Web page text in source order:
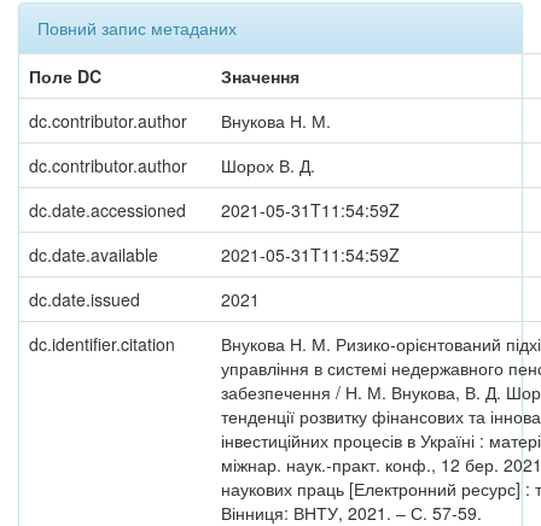
Повний запис метаданих
Поле DC
Значення
dc.contributor.author
Внукова Н. М.
dc.contributor.author
Шорох В. Д.
dc.date.accessioned
2021-05-31T11:54:59Z
dc.date.available
2021-05-31T11:54:59Z
dc.date.issued
2021
dc.identifier.citation
Внукова Н. М. Ризико-орієнтований
управління в системі недержавного
забезпечення / Н. М. Внукова, В. Д.
тенденції розвитку фінансових та
інвестиційних процесів в Україні :
міжнар. наук.-практ. конф., 12 бер.
наукових праць [Електронний ресурс] :
Вінниця: ВНТУ, 2021. ‒ С. 57-59.